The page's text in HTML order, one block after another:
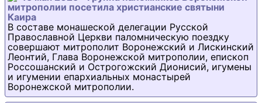
митрополии посетила христианские святыни
Каира
В составе монашеской делегации Русской
Православной Церкви паломническую поездку
совершают митрополит Воронежский и Лискинский
Леонтий, Глава Воронежской митрополии, епископ
Россошанский и Острогожский Дионисий, игумены
и игумении епархиальных монастырей
Воронежской митрополии.